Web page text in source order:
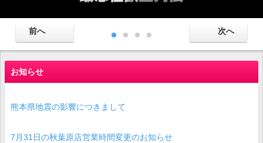
お知らせ
熊本県地震の影響につきまして
7月31日の秋葉原店営業時間変更のお知らせ